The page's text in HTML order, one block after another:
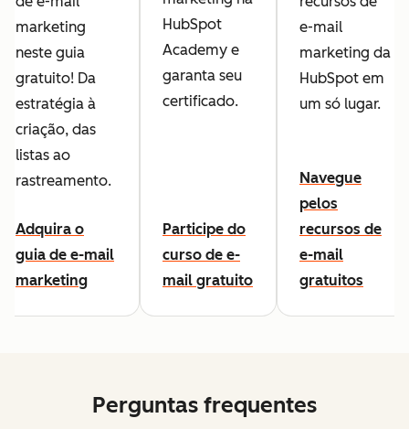
marketing
neste guia
gratuito! Da
estratégia à
criação, das
listas ao
rastreamento.
Adquira o
guia de e-mail
marketing
HubSpot
Academy e
garanta seu
certificado.
Participe do
curso de e-
mail gratuito
e-mail
marketing da
HubSpot em
um só lugar.
Navegue
pelos
recursos de
e-mail
gratuitos
Perguntas frequentes